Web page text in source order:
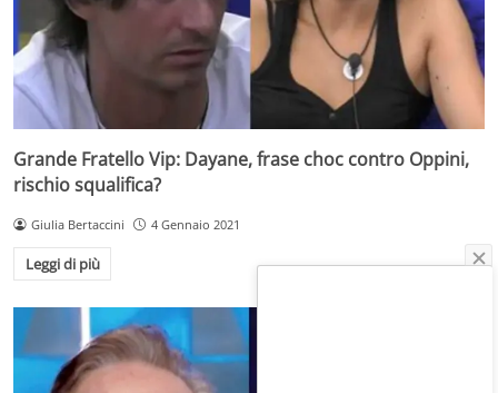
Grande Fratello Vip: Dayane, frase choc contro Oppini,
rischio squalifica?
Giulia Bertaccini 4 Gennaio 2021
Leggi di più